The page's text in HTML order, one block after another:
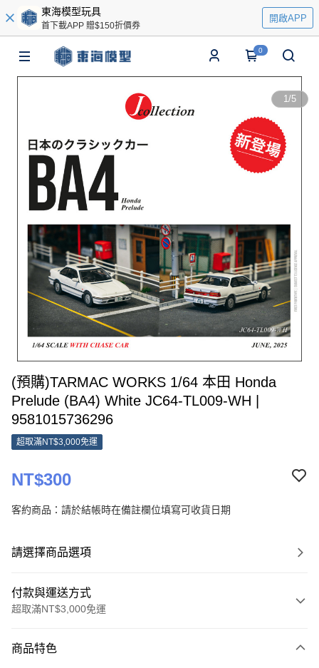
東海模型玩具
首下載APP 贈$150折價券
開啟APP
0
1/5
(預購)TARMAC WORKS 1/64 本田 Honda
Prelude (BA4) White JC64-TL009-WH |
9581015736296
超取滿NT$3,000免運
NT$300
客約商品：請於結帳時在備註欄位填寫可收貨日期
請選擇商品選項
付款與運送方式
超取滿NT$3,000免運
信用卡一次付款
商品特色